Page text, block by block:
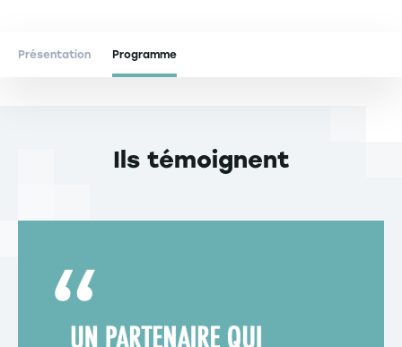
Présentation Programme
Ils témoignent